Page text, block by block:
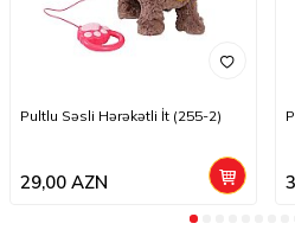
Pultlu Səsli Hərəkətli İt (255-2)
29,00 AZN